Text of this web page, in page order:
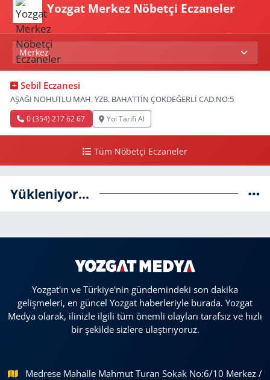
Yozgat Merkez Nöbetçi Eczaneler
Sebil Eczanesi
AŞAĞI NOHUTLU MAH. YZB. BAHATTİN ÇOKDEĞERLİ CAD.NO:5
0 (354) 217 62 67 Yol Tarifi Al
Tüm Nöbetçi Eczaneler
Yükleniyor...
Yozgat'ın ve Türkiye'nin gündemindeki son dakika
gelişmeleri, en güncel Yozgat haberleriyle burada. Yozgat
Medya olarak, ilinizle ilgili tüm önemli olayları tarafsız ve hızlı
bir şekilde sizlere ulaştırıyoruz.
Medrese Mahalle Mahmut Turan Sokak No:6/10 Merkez /